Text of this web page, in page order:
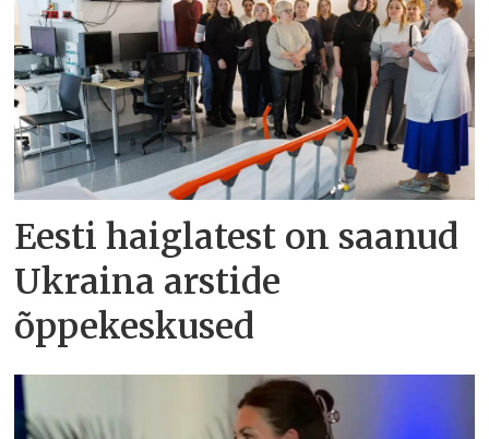
Eesti haiglatest on saanud
Ukraina arstide
õppekeskused